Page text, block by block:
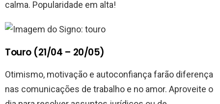
calma. Popularidade em alta!
Touro (21/04 – 20/05)
Otimismo, motivação e autoconfiança farão diferença
nas comunicações de trabalho e no amor. Aproveite o